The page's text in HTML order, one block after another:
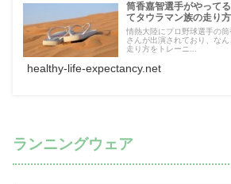
筒香嘉智選手がやって
てタウラマン族の走り方
情熱大陸にプロ野球選手の筒
さんが出演されており、な
走り方をトレーニ...
healthy-life-expectancy.net
ランニングウェア